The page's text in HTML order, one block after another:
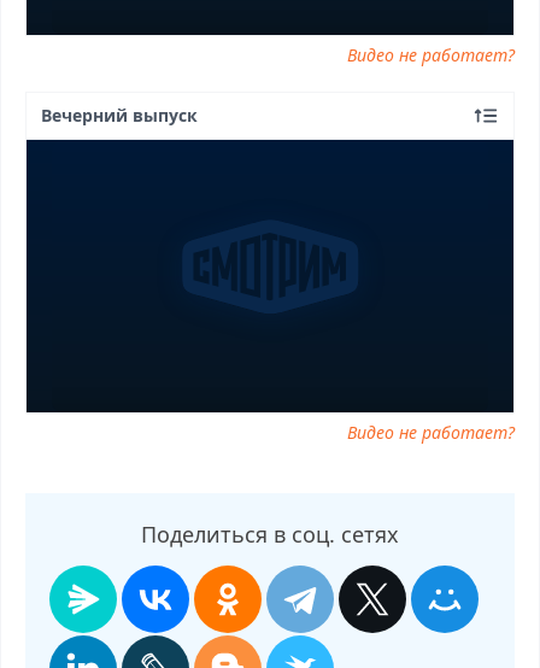
Видео не работает?
Вечерний выпуск
Видео не работает?
Поделиться в соц. сетях